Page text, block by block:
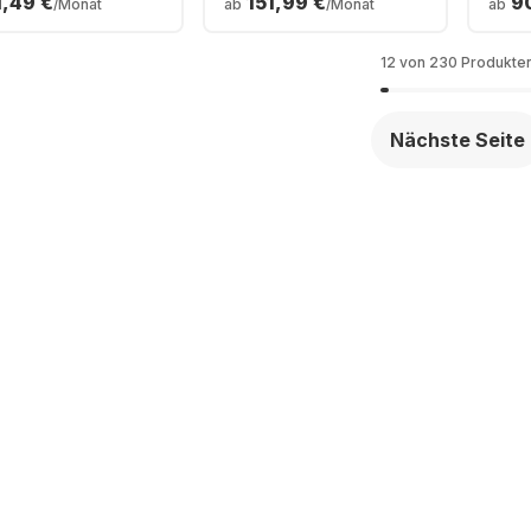
- 16 GB - 512
/Monat
TB SSD - Apple 32-
ab /Monat
GB -
ab
12 von 230
Nächste Seite